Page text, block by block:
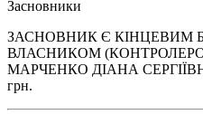
Засновники
ЗАСНОВНИК Є КІНЦЕВИМ
ВЛАСНИКОМ
МАРЧЕНКО ДІАНА
грн.